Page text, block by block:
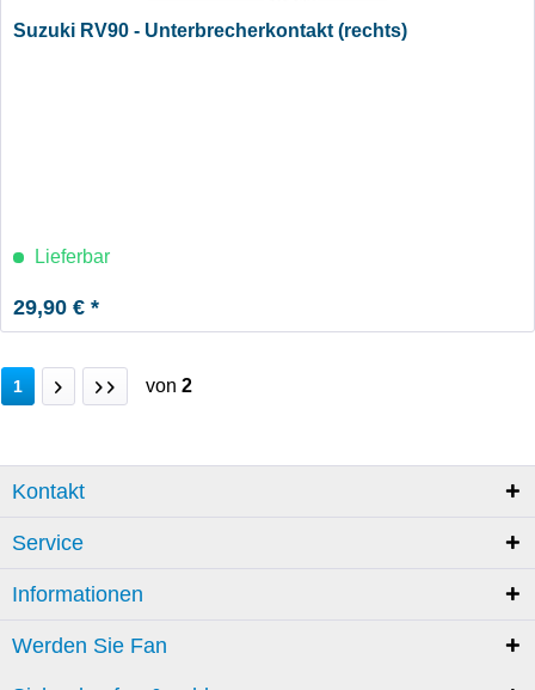
Suzuki RV90 - Unterbrecherkontakt (rechts)
Lieferbar
29,90 € *
1 von 2
Kontakt
Service
Informationen
Werden Sie Fan